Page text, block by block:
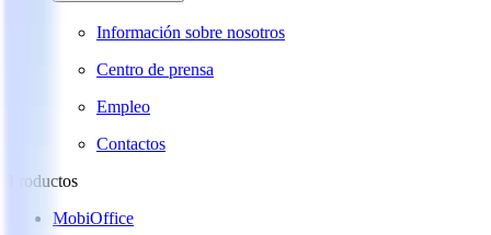
Información sobre nosotros
Centro de prensa
Empleo
Contactos
Productos
MobiOffice